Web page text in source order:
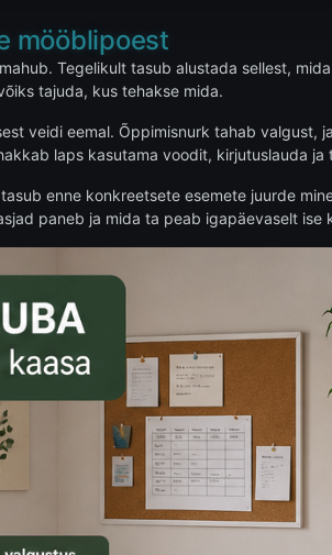
mööblipoest
Tegelikult tasub alustada sellest,
tajuda, kus tehakse mida.
veidi eemal. Õppimisnurk tahab
laps kasutama voodit, kirjutuslauda
enne konkreetsete esemete juurde
paneb ja mida ta peab igapäevaselt ise